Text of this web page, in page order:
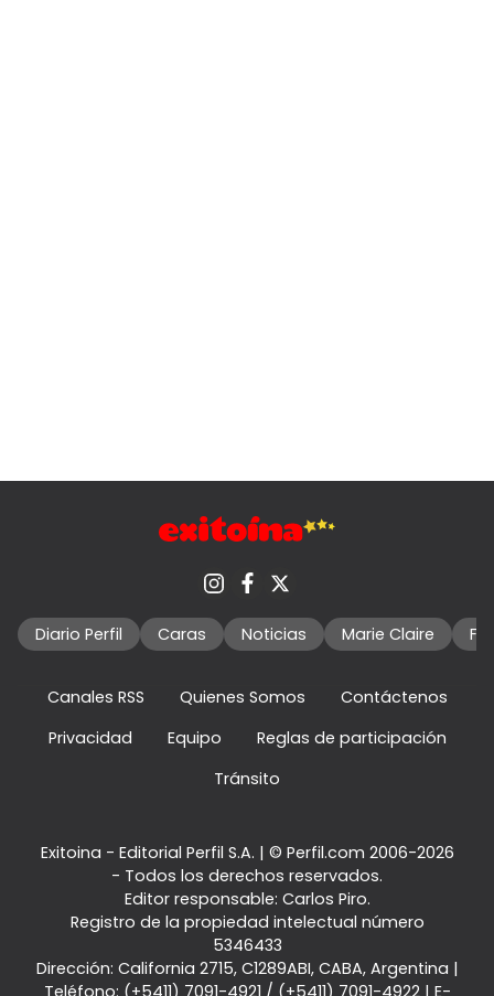
Diario Perfil Caras Noticias Marie Claire
Canales RSS Quienes Somos
Contáctenos
Privacidad
Equipo
Reglas de participación
Tránsito
Exitoina - Editorial Perfil S.A. | © Perfil.com 2006-2026
- Todos los derechos reservados.
Editor responsable: Carlos Piro.
Registro de la propiedad intelectual número
5346433
Dirección: California 2715, C1289ABI, CABA, Argentina |